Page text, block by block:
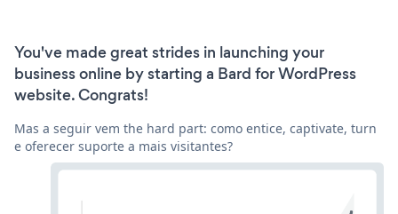
You've made great strides in launching your
business online by starting a Bard for WordPress
website. Congrats!
Mas a seguir vem the hard part: como entice, captivate, turn
e oferecer suporte a mais visitantes?